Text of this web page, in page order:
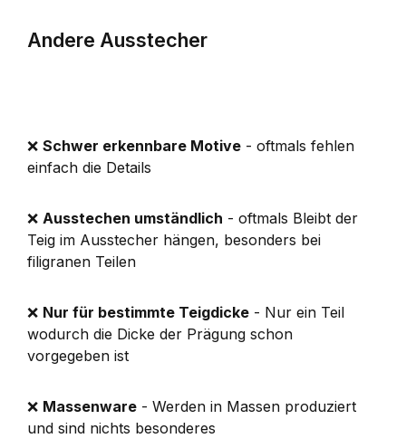
Andere Ausstecher
❌ Schwer erkennbare Motive - oftmals fehlen
einfach die Details
❌ Ausstechen umständlich - oftmals Bleibt der
Teig im Ausstecher hängen, besonders bei
filigranen Teilen
❌ Nur für bestimmte Teigdicke - Nur ein Teil
wodurch die Dicke der Prägung schon
vorgegeben ist
❌ Massenware - Werden in Massen produziert
und sind nichts besonderes